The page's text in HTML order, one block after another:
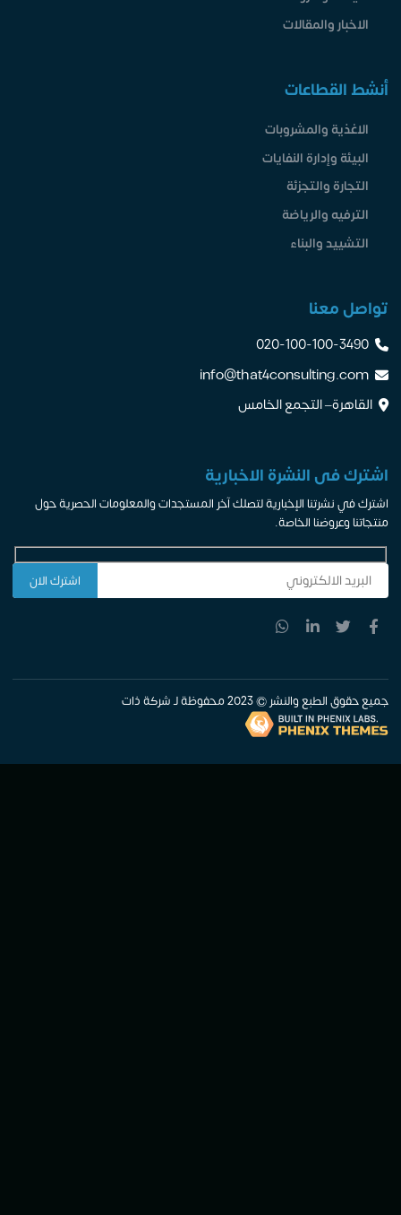
والمقالات
والمشروبات
وإدارة النفايات
والتجزئة
والرياضة
والبناء
020-100-
التجمع الخامس
النشرة الاخبارية
الإخبارية لتصلك آخر المستجدات والمعلومات الحصرية حول
الخاصة.
© 2023 محفوظة لـ شركة ذات